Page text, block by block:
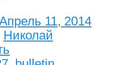
Апрель 11, 2014
Николай